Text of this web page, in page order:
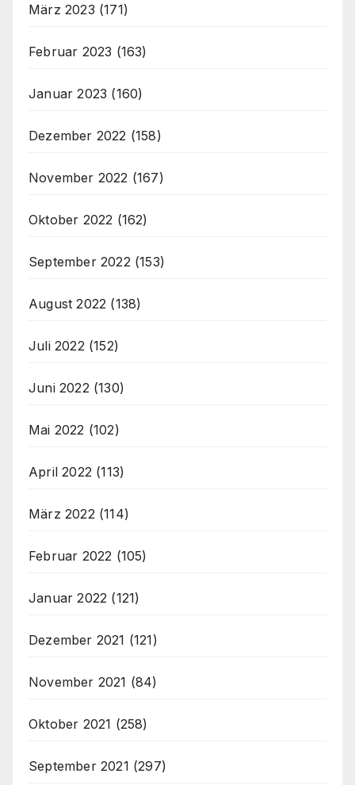
März 2023 (171)
Februar 2023 (163)
Januar 2023 (160)
Dezember 2022 (158)
November 2022 (167)
Oktober 2022 (162)
September 2022 (153)
August 2022 (138)
Juli 2022 (152)
Juni 2022 (130)
Mai 2022 (102)
April 2022 (113)
März 2022 (114)
Februar 2022 (105)
Januar 2022 (121)
Dezember 2021 (121)
November 2021 (84)
Oktober 2021 (258)
September 2021 (297)